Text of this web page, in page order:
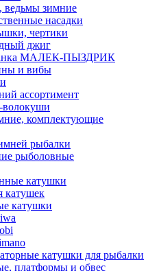
ведьмы зимние
насадки
чертики
джиг
МАЛЕК-ПЫЗДРИК
и вибы
ассортимент
волокуши
комплектующие
рыбалки
рыболовные
катушки
катушек
катушки
катушки для рыбалки
платформы и обвес